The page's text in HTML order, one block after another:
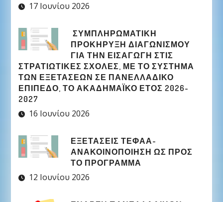
17 Ιουνίου 2026
ΣΥΜΠΛΗΡΩΜΑΤΙΚΉ
ΠΡΟΚΉΡΥΞΗ ΔΙΑΓΩΝΙΣΜΟΎ
ΓΙΑ ΤΗΝ ΕΙΣΑΓΩΓΉ ΣΤΙΣ
ΣΤΡΑΤΙΩΤΙΚΈΣ ΣΧΟΛΈΣ, ΜΕ ΤΟ ΣΎΣΤΗΜΑ
ΤΩΝ ΕΞΕΤΆΣΕΩΝ ΣΕ ΠΑΝΕΛΛΑΔΙΚΌ
ΕΠΊΠΕΔΟ, ΤΟ ΑΚΑΔΗΜΑΪΚΌ ΈΤΟΣ 2026-
2027
16 Ιουνίου 2026
ΕΞΕΤΑΣΕΙΣ ΤΕΦΑΑ-
ΑΝΑΚΟΙΝΟΠΟΙΗΣΗ ΩΣ ΠΡΟΣ
ΤΟ ΠΡΟΓΡΑΜΜΑ
12 Ιουνίου 2026